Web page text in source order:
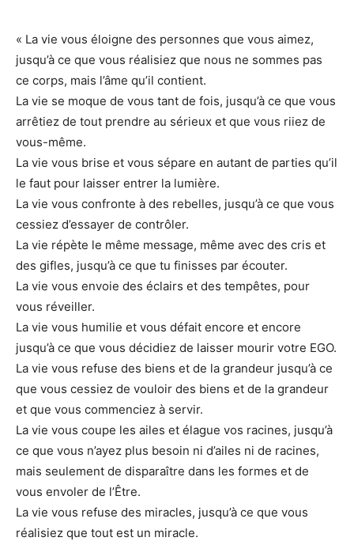
« La vie vous éloigne des personnes que vous aimez,
jusqu’à ce que vous réalisiez que nous ne sommes pas
ce corps, mais l’âme qu’il contient.
La vie se moque de vous tant de fois, jusqu’à ce que vous
arrêtiez de tout prendre au sérieux et que vous riiez de
vous-même.
La vie vous brise et vous sépare en autant de parties qu’il
le faut pour laisser entrer la lumière.
La vie vous confronte à des rebelles, jusqu’à ce que vous
cessiez d’essayer de contrôler.
La vie répète le même message, même avec des cris et
des gifles, jusqu’à ce que tu finisses par écouter.
La vie vous envoie des éclairs et des tempêtes, pour
vous réveiller.
La vie vous humilie et vous défait encore et encore
jusqu’à ce que vous décidiez de laisser mourir votre EGO.
La vie vous refuse des biens et de la grandeur jusqu’à ce
que vous cessiez de vouloir des biens et de la grandeur
et que vous commenciez à servir.
La vie vous coupe les ailes et élague vos racines, jusqu’à
ce que vous n’ayez plus besoin ni d’ailes ni de racines,
mais seulement de disparaître dans les formes et de
vous envoler de l’Être.
La vie vous refuse des miracles, jusqu’à ce que vous
réalisiez que tout est un miracle.